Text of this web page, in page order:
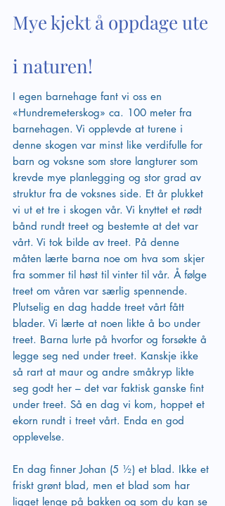
Mye kjekt å oppdage ute
i naturen!
I egen barnehage fant vi oss en
«Hundremeterskog» ca. 100 meter fra
barnehagen. Vi opplevde at turene i
denne skogen var minst like verdifulle for
barn og voksne som store langturer som
krevde mye planlegging og stor grad av
struktur fra de voksnes side. Et år plukket
vi ut et tre i skogen vår. Vi knyttet et rødt
bånd rundt treet og bestemte at det var
vårt. Vi tok bilde av treet. På denne
måten lærte barna noe om hva som skjer
fra sommer til høst til vinter til vår. Å følge
treet om våren var særlig spennende.
Plutselig en dag hadde treet vårt fått
blader. Vi lærte at noen likte å bo under
treet. Barna lurte på hvorfor og forsøkte å
legge seg ned under treet. Kanskje ikke
så rart at maur og andre småkryp likte
seg godt her – det var faktisk ganske fint
under treet. Så en dag vi kom, hoppet et
ekorn rundt i treet vårt. Enda en god
opplevelse.
En dag finner Johan (5 ½) et blad. Ikke et
friskt grønt blad, men et blad som har
ligget lenge på bakken og som du kan se